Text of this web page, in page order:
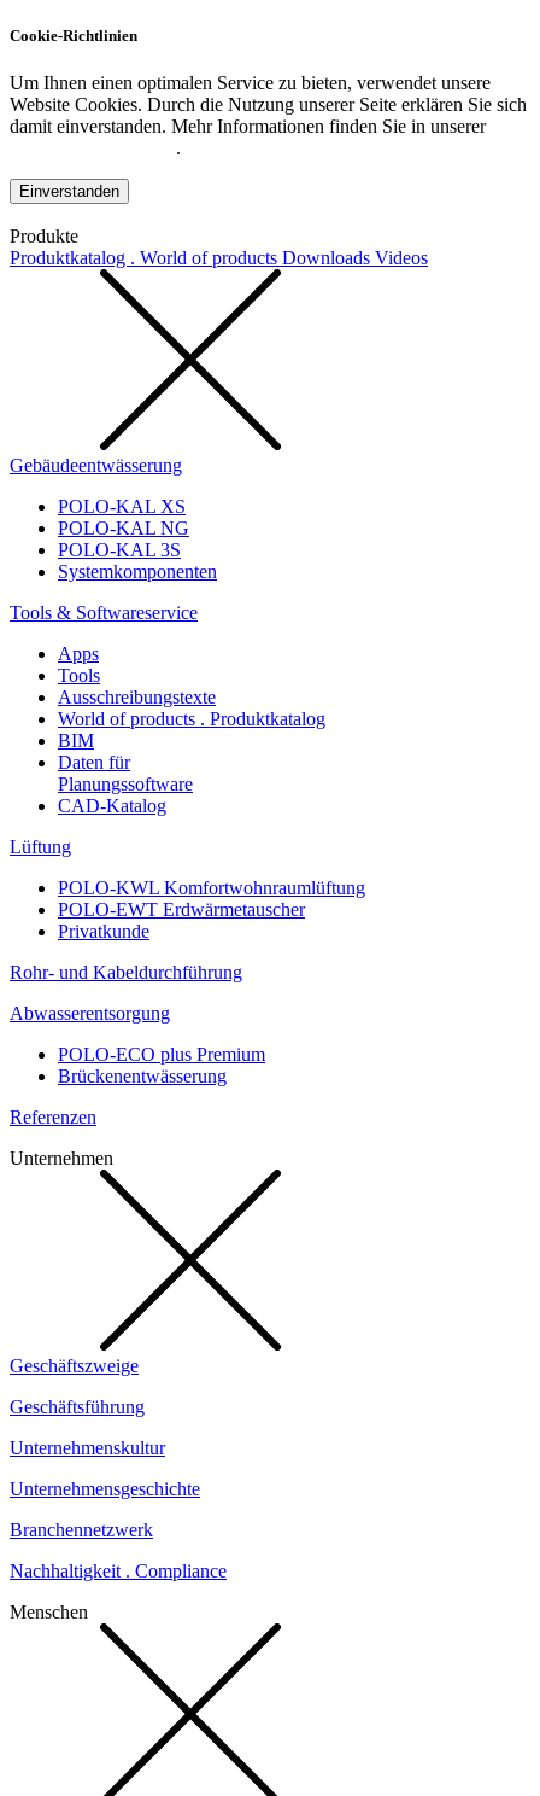
Cookie-Richtlinien
Um Ihnen einen optimalen Service zu bieten, verwendet unsere
Website Cookies. Durch die Nutzung unserer Seite erklären Sie sich
damit einverstanden. Mehr Informationen finden Sie in unserer
.
Einverstanden
Produkte
Produktkatalog . World of products Downloads Videos
Gebäudeentwässerung
POLO-KAL XS
POLO-KAL NG
POLO-KAL 3S
Systemkomponenten
Tools & Softwareservice
Apps
Tools
Ausschreibungstexte
World of products . Produktkatalog
BIM
Daten für
Planungssoftware
CAD-Katalog
Lüftung
POLO-KWL Komfortwohnraumlüftung
POLO-EWT Erdwärmetauscher
Privatkunde
Rohr- und Kabeldurchführung
Abwasserentsorgung
POLO-ECO plus Premium
Brückenentwässerung
Referenzen
Unternehmen
Geschäftszweige
Geschäftsführung
Unternehmenskultur
Unternehmensgeschichte
Branchennetzwerk
Nachhaltigkeit . Compliance
Menschen